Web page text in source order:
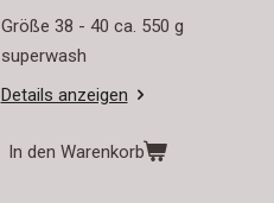
Größe 38 - 40 ca. 550 g
superwash
Details anzeigen
In den Warenkorb